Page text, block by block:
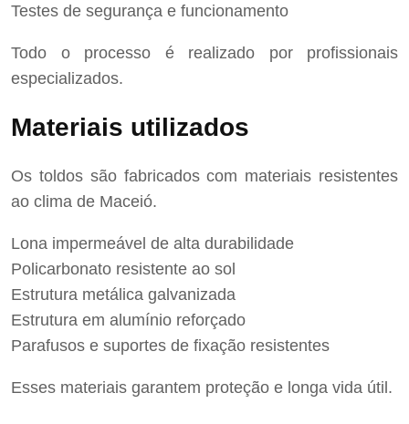
Testes de segurança e funcionamento
Todo o processo é realizado por profissionais
especializados.
Materiais utilizados
Os toldos são fabricados com materiais resistentes
ao clima de Maceió.
Lona impermeável de alta durabilidade
Policarbonato resistente ao sol
Estrutura metálica galvanizada
Estrutura em alumínio reforçado
Parafusos e suportes de fixação resistentes
Esses materiais garantem proteção e longa vida útil.